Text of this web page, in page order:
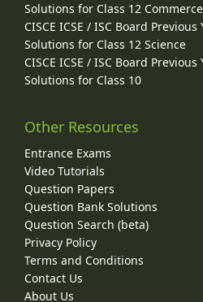
Solutions for Class 12 Commerce
CISCE ICSE / ISC Board
Solutions for Class 12 Science
CISCE ICSE / ISC Board
Solutions for Class 10
Other Resources
Entrance Exams
Video Tutorials
Question Papers
Question Bank Solutions
Question Search (beta)
Privacy Policy
Terms and Conditions
Contact Us
About Us